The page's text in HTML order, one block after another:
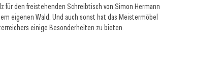
für den freistehenden Schreibtisch von Simon Hermann
eigenen Wald. Und auch sonst hat das Meistermöbel
einige Besonderheiten zu bieten.
28. April 2026